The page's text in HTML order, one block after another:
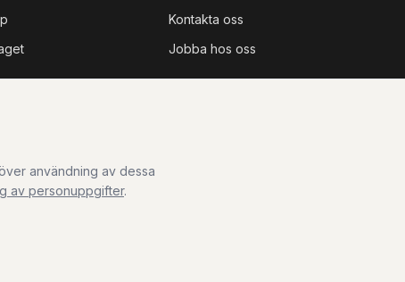
användning av dessa
av personuppgifter.
Kontakta oss
Jobba hos oss